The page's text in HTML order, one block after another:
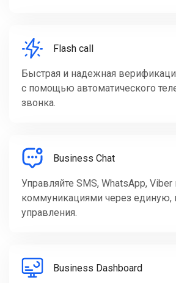
Flash call
Быстрая и надежная
с помощью автоматического
звонка.
Business Chat
Управляйте SMS, WhatsApp, Viber
коммуникациями через
управления.
Business Dashboard